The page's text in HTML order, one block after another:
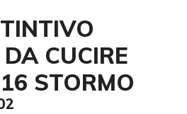
CUCIRE
STORMO